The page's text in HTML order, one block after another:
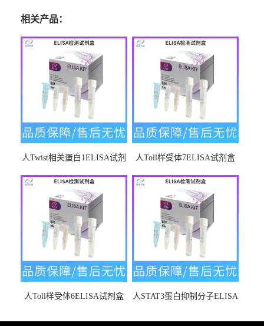
相关产品：
人Twist相关蛋白1ELISA试剂
人Toll样受体7ELISA试剂盒
人Toll样受体6ELISA试剂盒
人STAT3蛋白抑制分子ELISA